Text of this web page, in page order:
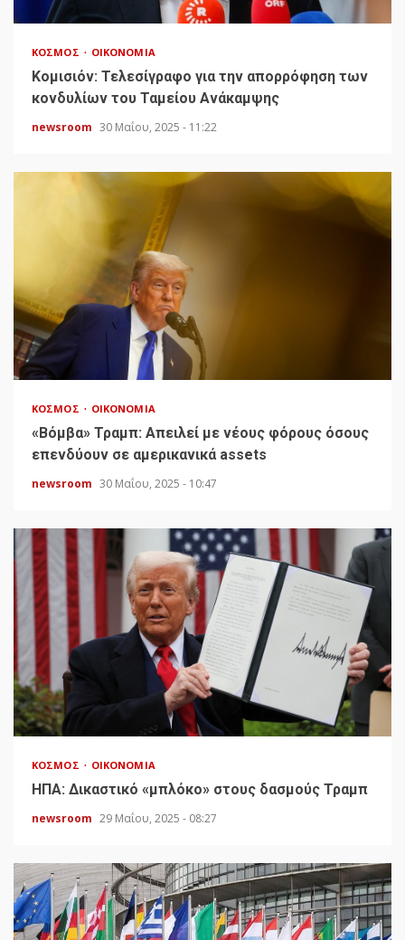
ΚΌΣΜΟΣ ΟΙΚΟΝΟΜΊΑ
Κομισιόν: Τελεσίγραφο για την απορρόφηση των
κονδυλίων του Ταμείου Ανάκαμψης
newsroom 30 Μαΐου, 2025 - 11:22
ΚΌΣΜΟΣ ΟΙΚΟΝΟΜΊΑ
«Bόμβα» Τραμπ: Απειλεί με νέους φόρους όσους
επενδύουν σε αμερικανικά assets
newsroom 30 Μαΐου, 2025 - 10:47
ΚΌΣΜΟΣ ΟΙΚΟΝΟΜΊΑ
HΠΑ: Δικαστικό «μπλόκο» στους δασμούς Τραμπ
newsroom 29 Μαΐου, 2025 - 08:27